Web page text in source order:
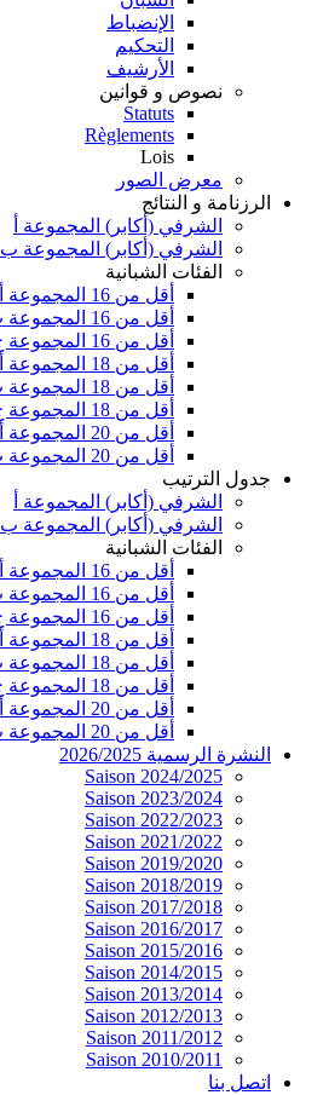
الإنضباط
التحكيم
الأرشيف
نصوص و قوانين
Statuts
Règlements
Lois
معرض الصور
الرزنامة و النتائج
الشرفي (أكابر) المجموعة أ
الشرفي (أكابر) المجموعة ب
الفئات الشبانية
أقل من 16 المجموعة أ
أقل من 16 المجموعة ب
أقل من 16 المجموعة ج
أقل من 18 المجموعة أ
أقل من 18 المجموعة ب
أقل من 18 المجموعة ج
أقل من 20 المجموعة أ
أقل من 20 المجموعة ب
جدول الترتيب
الشرفي (أكابر) المجموعة أ
الشرفي (أكابر) المجموعة ب
الفئات الشبانية
أقل من 16 المجموعة أ
أقل من 16 المجموعة ب
أقل من 16 المجموعة ج
أقل من 18 المجموعة أ
أقل من 18 المجموعة ب
أقل من 18 المجموعة ج
أقل من 20 المجموعة أ
أقل من 20 المجموعة ب
النشرة الرسمية 2026/2025
Saison 2024/2025
Saison 2023/2024
Saison 2022/2023
Saison 2021/2022
Saison 2019/2020
Saison 2018/2019
Saison 2017/2018
Saison 2016/2017
Saison 2015/2016
Saison 2014/2015
Saison 2013/2014
Saison 2012/2013
Saison 2011/2012
Saison 2010/2011
اتصل بنا